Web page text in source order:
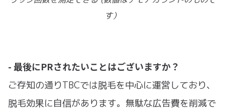
す）
- 最後にPRされたいことはございますか？
ご存知の通りTBCでは脱毛を中心に運営しており、
脱毛効果に自信があります。無駄な広告費を削減で